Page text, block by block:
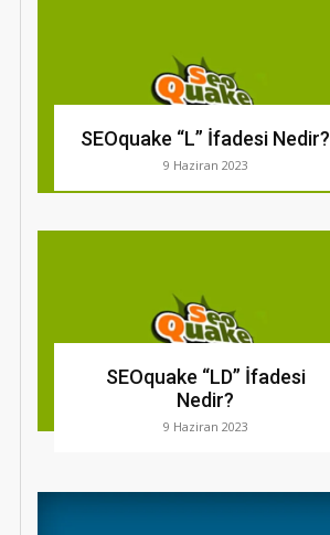
SEOquake “L” İfadesi Nedir?
9 Haziran 2023
SEOquake “LD” İfadesi
Nedir?
9 Haziran 2023